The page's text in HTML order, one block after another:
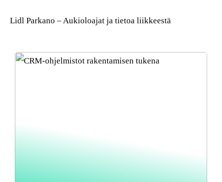
Lidl Parkano – Aukioloajat ja tietoa liikkeestä